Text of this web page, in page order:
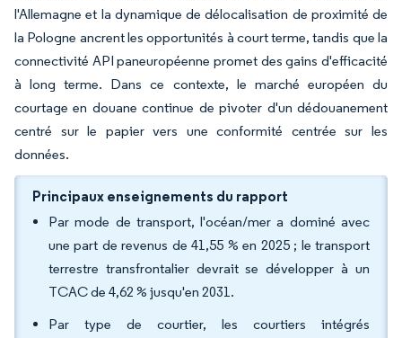
l'Allemagne et la dynamique de délocalisation de proximité de
la Pologne ancrent les opportunités à court terme, tandis que la
connectivité API paneuropéenne promet des gains d'efficacité
à long terme. Dans ce contexte, le marché européen du
courtage en douane continue de pivoter d'un dédouanement
centré sur le papier vers une conformité centrée sur les
données.
Principaux enseignements du rapport
Par mode de transport, l'océan/mer a dominé avec
une part de revenus de 41,55 % en 2025 ; le transport
terrestre transfrontalier devrait se développer à un
TCAC de 4,62 % jusqu'en 2031.
Par type de courtier, les courtiers intégrés